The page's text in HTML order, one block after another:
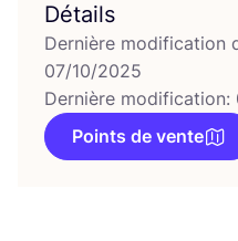
Détails
Dernière modification
07/10/2025
Dernière modification:
Points de vente